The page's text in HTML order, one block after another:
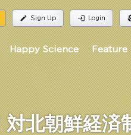
edit Sign Up login Login
Happy Science Feature
北朝鮮経済